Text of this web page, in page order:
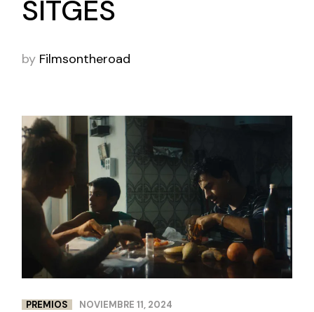
SITGES
by Filmsontheroad
PREMIOS NOVIEMBRE 11, 2024